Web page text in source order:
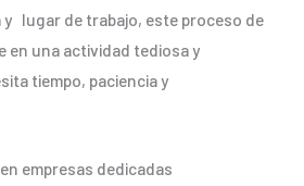
lugar de trabajo, este proceso de
en una actividad tediosa y
tiempo, paciencia y
empresas dedicadas